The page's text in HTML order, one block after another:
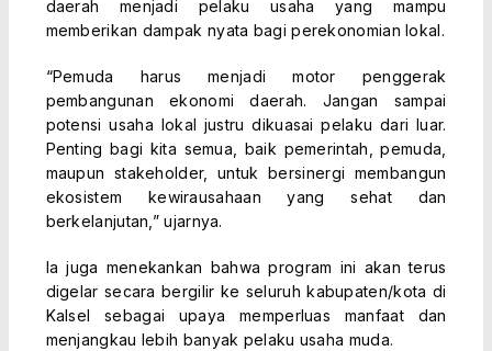
daerah menjadi pelaku usaha yang mampu
memberikan dampak nyata bagi perekonomian lokal.
“Pemuda harus menjadi motor penggerak
pembangunan ekonomi daerah. Jangan sampai
potensi usaha lokal justru dikuasai pelaku dari luar.
Penting bagi kita semua, baik pemerintah, pemuda,
maupun stakeholder, untuk bersinergi membangun
ekosistem kewirausahaan yang sehat dan
berkelanjutan,” ujarnya.
Ia juga menekankan bahwa program ini akan terus
digelar secara bergilir ke seluruh kabupaten/kota di
Kalsel sebagai upaya memperluas manfaat dan
menjangkau lebih banyak pelaku usaha muda.